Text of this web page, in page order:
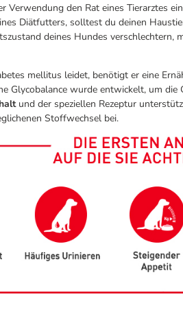
Verwendung den Rat eines Tierarztes
Diätfutters, solltest du deinen
deines Hundes verschlechtern,
mellitus leidet, benötigt er eine
Glycobalance wurde entwickelt, um
und der speziellen Rezeptur
Stoffwechsel bei.